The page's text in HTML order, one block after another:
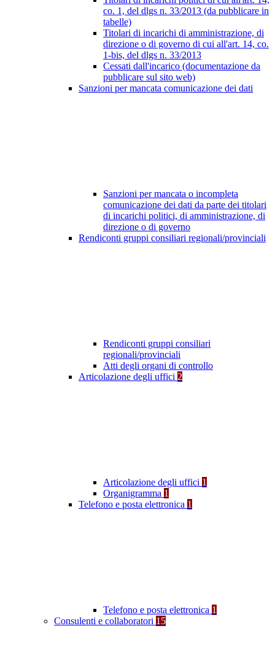
co. 1, del dlgs n. 33/2013 (da pubblicare in
tabelle)
Titolari di incarichi di amministrazione, di
direzione o di governo di cui all'art. 14, co.
1-bis, del dlgs n. 33/2013
Cessati dall'incarico (documentazione da
pubblicare sul sito web)
Sanzioni per mancata comunicazione dei dati
Sanzioni per mancata o incompleta
comunicazione dei dati da parte dei titolari
di incarichi politici, di amministrazione, di
direzione o di governo
Rendiconti gruppi consiliari regionali/provinciali
Rendiconti gruppi consiliari
regionali/provinciali
Atti degli organi di controllo
Articolazione degli uffici 2
Articolazione degli uffici 1
Organigramma 1
Telefono e posta elettronica 1
Telefono e posta elettronica 1
Consulenti e collaboratori 15